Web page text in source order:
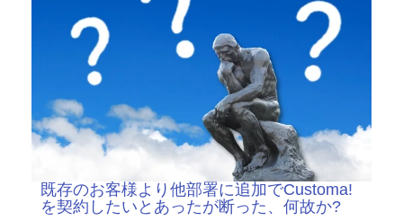
既存のお客様より他部署に追加でCustoma!
を契約したいとあったが断った、何故か?